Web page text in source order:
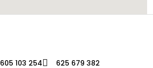
605 103 254 625 679 382